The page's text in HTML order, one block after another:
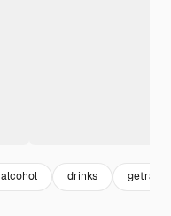
alcohol drinks